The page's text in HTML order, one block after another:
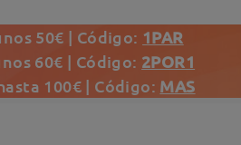
50€ | Código: 1PAR
60€ | Código: 2POR1
100€ | Código: MAS